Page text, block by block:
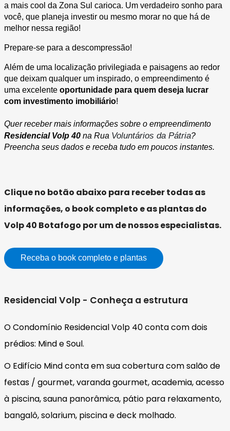
a mais cool da Zona Sul carioca. Um verdadeiro sonho para
você, que planeja investir ou mesmo morar no que há de
melhor nessa região!
Prepare-se para a descompressão!
Além de uma localização privilegiada e paisagens ao redor
que deixam qualquer um inspirado, o empreendimento é
uma excelente oportunidade para quem deseja lucrar
com investimento imobiliário!
Residencial Volp 40 na Rua Voluntários da Pátria?
Preencha seus dados e receba tudo em poucos instantes.
Clique no botão abaixo para receber todas as
informações, o book completo e as plantas do
Volp 40 Botafogo por um de nossos especialistas.
Receba o book completo e plantas
Residencial Volp - Conheça a estrutura
O Condomínio Residencial Volp 40 conta com dois
prédios: Mind e Soul.
O Edifício Mind conta em sua cobertura com salão de
festas / gourmet, varanda gourmet, academia, acesso
à piscina, sauna panorâmica, pátio para relaxamento,
bangalô, solarium, piscina e deck molhado.